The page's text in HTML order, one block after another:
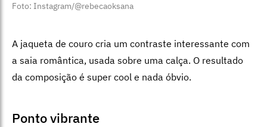
Foto: Instagram/@rebecaoksana
A jaqueta de couro cria um contraste interessante com
a saia romântica, usada sobre uma calça. O resultado
da composição é super cool e nada óbvio.
Ponto vibrante